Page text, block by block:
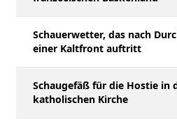
Schauerwetter, das nach
einer Kaltfront auftritt
Schaugefäß für die Hostie in
katholischen Kirche